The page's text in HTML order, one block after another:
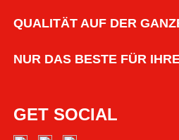
QUALITÄT AUF DER
NUR DAS BESTE FÜR
GET SOCIAL